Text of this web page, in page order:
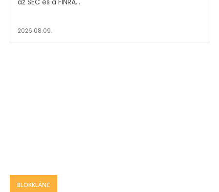
az SEC és a FINRA...
2026.08.09.
BLOKKLÁNC